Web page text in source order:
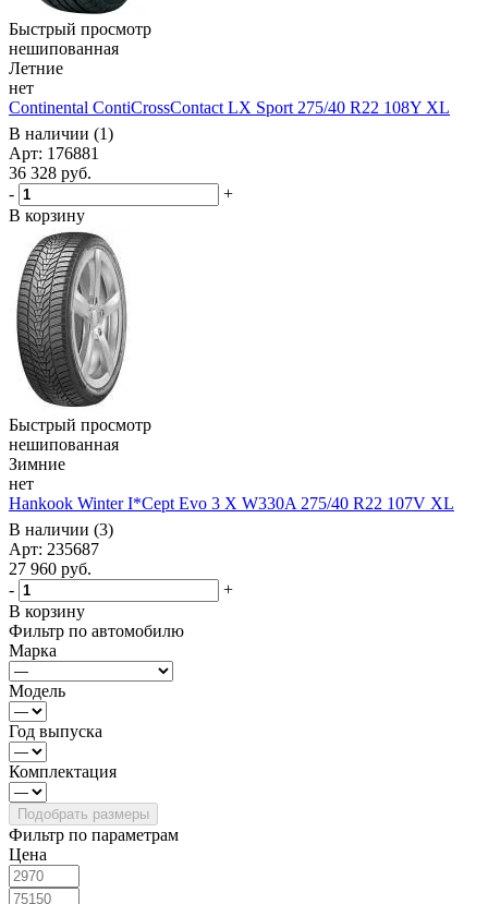
Быстрый просмотр
нешипованная
Летние
нет
Continental ContiCrossContact LX Sport 275/40 R22 108Y XL
В наличии (1)
Арт: 176881
36 328 руб.
-
+
В корзину
Быстрый просмотр
нешипованная
Зимние
нет
Hankook Winter I*Cept Evo 3 X W330A 275/40 R22 107V XL
В наличии (3)
Арт: 235687
27 960 руб.
-
+
В корзину
Фильтр по автомобилю
Марка
Модель
Год выпуска
Комплектация
Фильтр по параметрам
Цена